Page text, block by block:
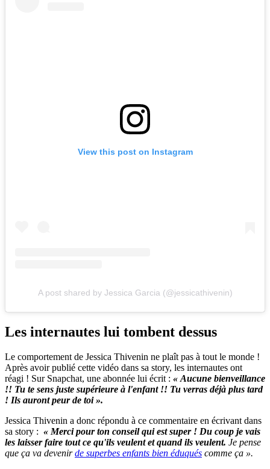
View this post on Instagram
A post shared by Jessica Garcia (@jessicathivenin)
Les internautes lui tombent dessus
Le comportement de Jessica Thivenin ne plaît pas à tout le monde !
Après avoir publié cette vidéo dans sa story, les internautes ont
réagi ! Sur Snapchat, une abonnée lui écrit : « Aucune bienveillance
!! Tu te sens juste supérieure à l'enfant !! Tu verras déjà plus tard
! Ils auront peur de toi ».
Jessica Thivenin a donc répondu à ce commentaire en écrivant dans
sa story : « Merci pour ton conseil qui est super ! Du coup je vais
les laisser faire tout ce qu'ils veulent et quand ils veulent. Je pense
que ça va devenirde superbes enfants bien éduqués comme ça ».